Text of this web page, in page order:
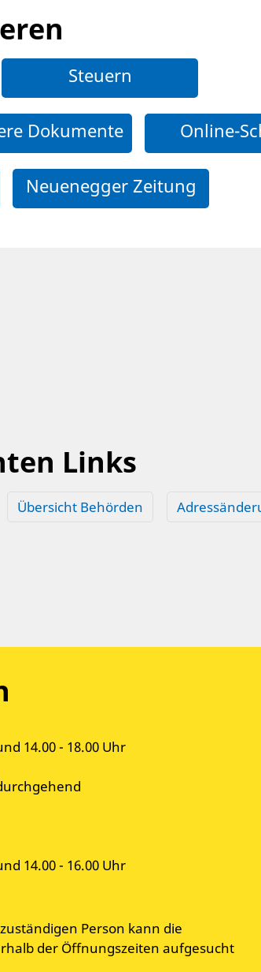
Steuern
Dokumente Online-
Neuenegger Zeitung
Links
Übersicht Behörden
14.00 - 18.00 Uhr
14.00 - 16.00 Uhr
Person kann die
der Öffnungszeiten aufgesucht